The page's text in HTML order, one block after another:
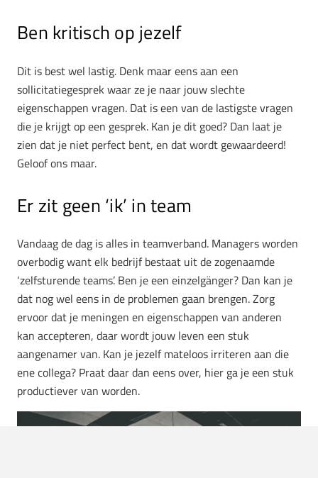
Ben kritisch op jezelf
Dit is best wel lastig. Denk maar eens aan een
sollicitatiegesprek waar ze je naar jouw slechte
eigenschappen vragen. Dat is een van de lastigste vragen
die je krijgt op een gesprek. Kan je dit goed? Dan laat je
zien dat je niet perfect bent, en dat wordt gewaardeerd!
Geloof ons maar.
Er zit geen ‘ik’ in team
Vandaag de dag is alles in teamverband. Managers worden
overbodig want elk bedrijf bestaat uit de zogenaamde
‘zelfsturende teams’. Ben je een einzelgänger? Dan kan je
dat nog wel eens in de problemen gaan brengen. Zorg
ervoor dat je meningen en eigenschappen van anderen
kan accepteren, daar wordt jouw leven een stuk
aangenamer van. Kan je jezelf mateloos irriteren aan die
ene collega? Praat daar dan eens over, hier ga je een stuk
productiever van worden.